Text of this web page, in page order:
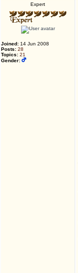
Expert
Joined: 14 Jun 2008
Posts: 28
Topics: 21
Gender: